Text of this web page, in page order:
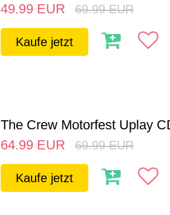
49.99 EUR 69.99 EUR
Kaufe jetzt
The Crew Motorfest Uplay
64.99 EUR 69.99 EUR
Kaufe jetzt